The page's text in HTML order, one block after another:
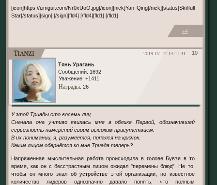
[icon]https://i.imgur.com/Nr0xUoO.jpg[/icon][nick]Yan Qing[/nick][status]Skillfull
Star[/status][sign] [/sign][fld4] [/fld4][fld1] [/fld1]
+4
10
2019-07-12 13:41:31
Tianzi
Тянь Урагань
Сообщений: 1692
Уважение: +1411
Награды: 26
У этой Триады сто восемь лиц.
Сначала она учтиво явилась мне в облике Первой, обозначившей
серьёзность намерений своим высоким присутствием.
В их понимании, я, разумеется, попался на крючок.
Каким лицом обернётся ко мне Триада теперь?
Напряженная мыслительная работа происходила в голове Бувэя в то
время, как он с бесстрастным лицом ожидал "перемены блюд". Не то,
чтобы он много знал об устройстве этой организации, но известное
количество лидеров однозначно давало понять, что полным